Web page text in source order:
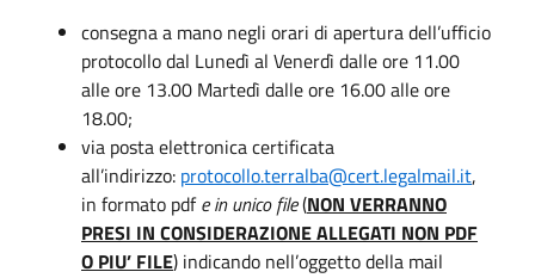
consegna a mano negli orari di apertura dell’ufficio
protocollo dal Lunedì al Venerdì dalle ore 11.00
alle ore 13.00 Martedì dalle ore 16.00 alle ore
18.00;
via posta elettronica certificata
all’indirizzo: protocollo.terralba@cert.legalmail.it,
in formato pdfe in unico file(NON VERRANNO
PRESI IN CONSIDERAZIONE ALLEGATI NON PDF
O PIU’ FILE) indicando nell’oggetto della mail